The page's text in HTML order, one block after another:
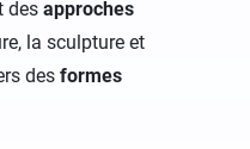
des approches
la sculpture et
des formes